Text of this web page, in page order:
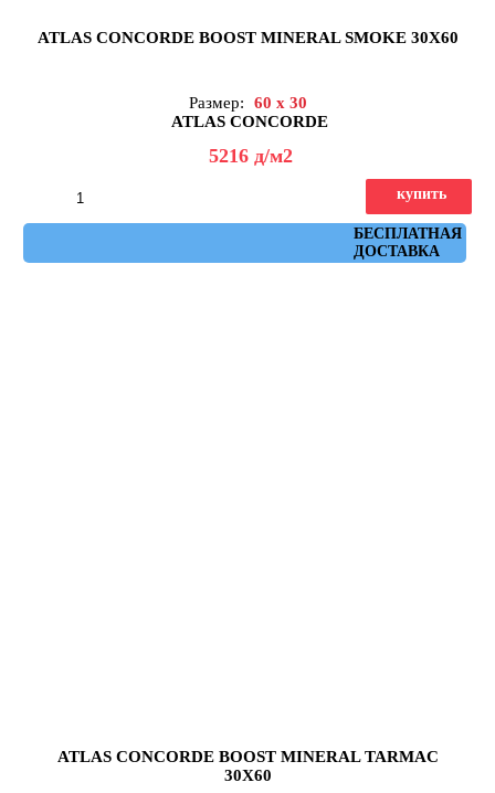
ATLAS CONCORDE BOOST MINERAL SMOKE 30X60
Размер:
60 x 30
ATLAS CONCORDE
5216 д/м2
БЕСПЛАТНАЯ
ДОСТАВКА
купить
ATLAS CONCORDE BOOST MINERAL TARMAC
30X60